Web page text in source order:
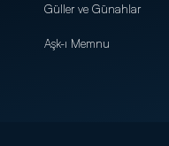
Güller ve Günahlar
Aşk-ı Memnu